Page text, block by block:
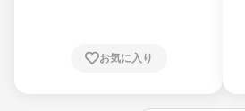
崎県、熊本県、大分県、宮崎県、鹿児島県、
お気に入り